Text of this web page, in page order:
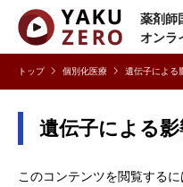
薬剤師
オンラ
個別化医療 遺伝子による
遺伝子による影
このコンテンツを閲覧する